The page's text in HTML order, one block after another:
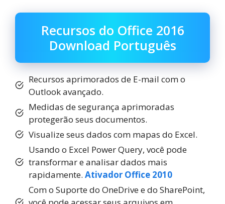
Recursos do Office 2016
Download Português
Recursos aprimorados de E-mail com o
Outlook avançado.
Medidas de segurança aprimoradas
protegerão seus documentos.
Visualize seus dados com mapas do Excel.
Usando o Excel Power Query, você pode
transformar e analisar dados mais
rapidamente. Ativador Office 2010
Com o Suporte do OneDrive e do SharePoint,